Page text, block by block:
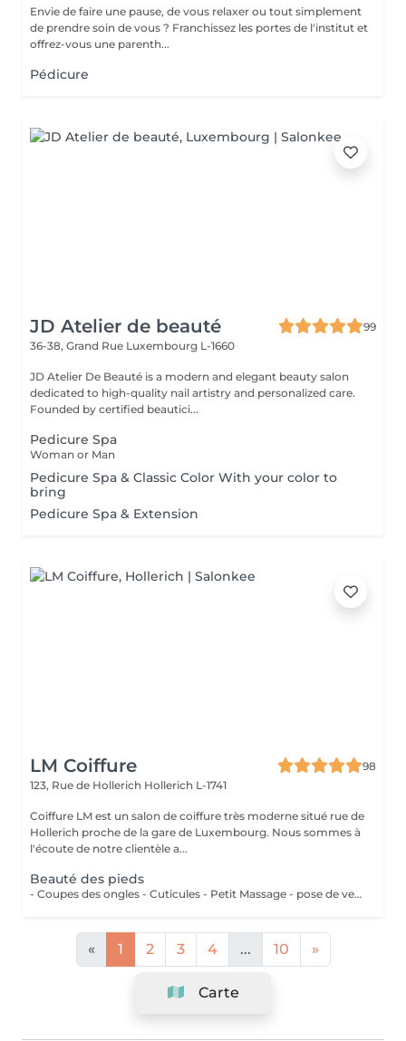
Envie de faire une pause, de vous relaxer ou tout simplement
de prendre soin de vous ? Franchissez les portes de l'institut et
offrez-vous une parenth...
Pédicure
JD Atelier de beauté
99
36-38, Grand Rue Luxembourg L-1660
JD Atelier De Beauté is a modern and elegant beauty salon
dedicated to high-quality nail artistry and personalized care.
Founded by certified beautici...
Pedicure Spa
Woman or Man
Pedicure Spa & Classic Color With your color to
bring
Pedicure Spa & Extension
LM Coiffure
98
123, Rue de Hollerich Hollerich L-1741
Coiffure LM est un salon de coiffure très moderne situé rue de
Hollerich proche de la gare de Luxembourg. Nous sommes à
l'écoute de notre clientèle a...
Beauté des pieds
- Coupes des ongles - Cuticules - Petit Massage - pose de vernis semi-permanent couleur ( Si vous voulez une french, veuillez svp cocher l'onglet french en plus)
« 1 2 3 4 ... 10 »
Carte